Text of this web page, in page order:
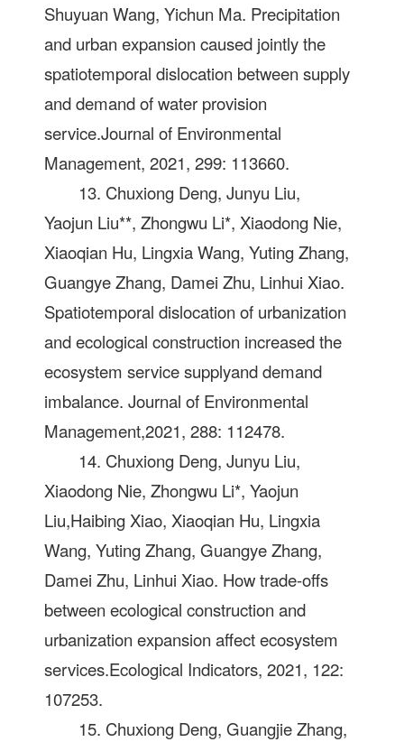
Shuyuan Wang, Yichun Ma. Precipitation
and urban expansion caused jointly the
spatiotemporal dislocation between supply
and demand of water provision
service.Journal of Environmental
Management, 2021, 299: 113660.
13. Chuxiong Deng, Junyu Liu,
Yaojun Liu**, Zhongwu Li*, Xiaodong Nie,
Xiaoqian Hu, Lingxia Wang, Yuting Zhang,
Guangye Zhang, Damei Zhu, Linhui Xiao.
Spatiotemporal dislocation of urbanization
and ecological construction increased the
ecosystem service supplyand demand
imbalance. Journal of Environmental
Management,2021, 288: 112478.
14. Chuxiong Deng, Junyu Liu,
Xiaodong Nie, Zhongwu Li*, Yaojun
Liu,Haibing Xiao, Xiaoqian Hu, Lingxia
Wang, Yuting Zhang, Guangye Zhang,
Damei Zhu, Linhui Xiao. How trade-offs
between ecological construction and
urbanization expansion affect ecosystem
services.Ecological Indicators, 2021, 122:
107253.
15. Chuxiong Deng, Guangjie Zhang,